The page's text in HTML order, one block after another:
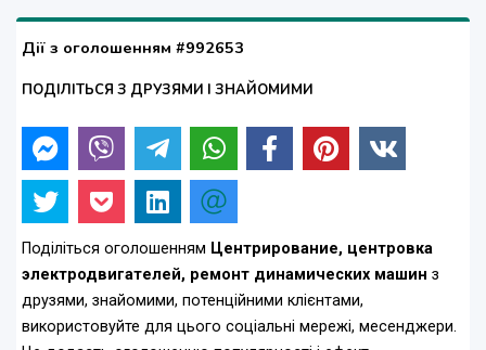
Дії з оголошенням #992653
ПОДІЛІТЬСЯ З ДРУЗЯМИ І ЗНАЙОМИМИ
Поділіться оголошенням Центрирование, центровка
электродвигателей, ремонт динамических машин з
друзями, знайомими, потенційними клієнтами,
використовуйте для цього соціальні мережі, месенджери.